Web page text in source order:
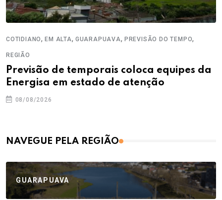
COTIDIANO,EM ALTA, GUARAPUAVA, PREVISÃO DO TEMPO,
REGIÃO
Previsão de temporais coloca equipes da
Energisa em estado de atenção
08/08/2026
NAVEGUE PELA REGIÃO
GUARAPUAVA